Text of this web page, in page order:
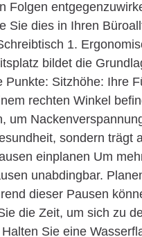
Folgen
Sie dies in Ihren
1.
bildet die
Punkte: Sitzhöhe: Ihre
rechten Winkel
um
sondern trägt
einplanen Um
unabdingbar.
dieser Pausen
die Zeit, um sich zu
Sie eine